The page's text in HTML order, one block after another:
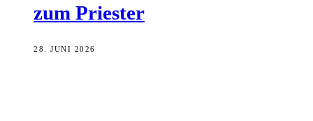
zum Priester
28. JUNI 2026